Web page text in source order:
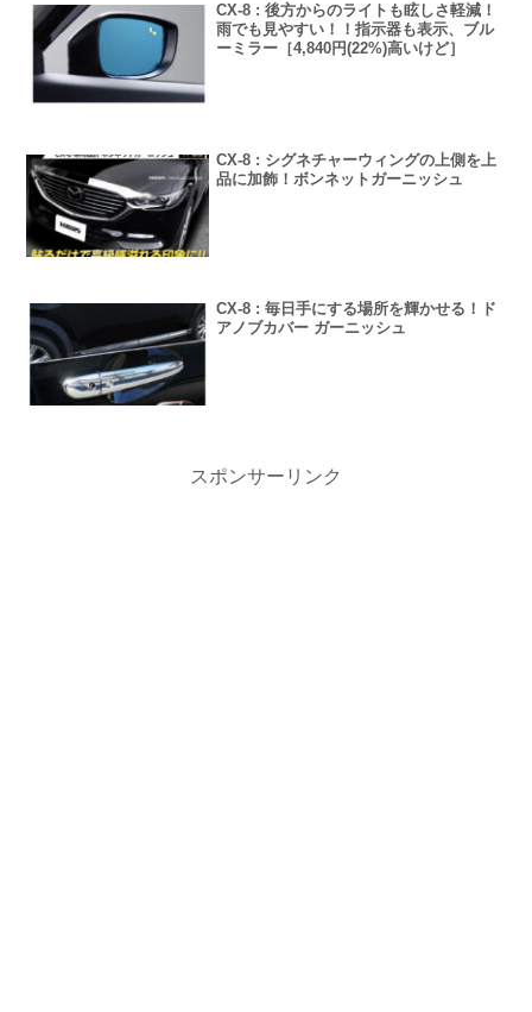
CX-8 : 後方からのライトも眩しさ軽減！
雨でも見やすい！！指示器も表示、ブル
ーミラー［4,840円(22%)高いけど］
CX-8 : シグネチャーウィングの上側を上
品に加飾！ボンネットガーニッシュ
CX-8 : 毎日手にする場所を輝かせる！ド
アノブカバー ガーニッシュ
スポンサーリンク